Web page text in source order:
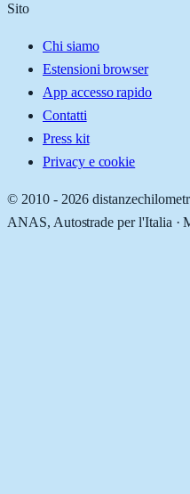
Sito
Chi siamo
Estensioni browser
App accesso rapido
Contatti
Press kit
Privacy e cookie
© 2010 - 2026
ANAS, Autostrade per l'Italia ·